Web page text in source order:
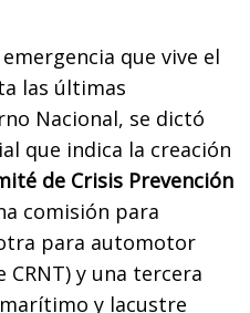
que vive el
las últimas
Nacional, se dictó
que indica la creación
de Crisis Prevención
comisión para
para automotor
y una tercera
y lacustre